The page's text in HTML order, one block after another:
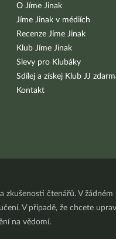
O Jíme Jinak
Jíme Jinak v médiích
Recenze Jíme Jinak
Klub Jíme Jinak
Slevy pro Klubáky
Sdílej a získej Klub JJ
Kontakt
čtenářů. V
V případě, že chcete
na vědomí.